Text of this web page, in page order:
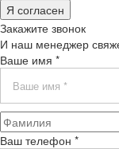
Я согласен
Закажите звонок
И наш менеджер
Ваше имя *
Ваш телефон *